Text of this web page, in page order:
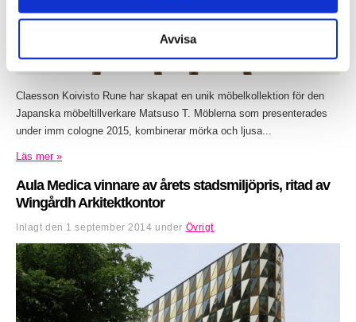
Avvisa
Claesson Koivisto Rune har skapat en unik möbelkollektion för den
Japanska möbeltillverkare Matsuso T. Möblerna som presenterades
under imm cologne 2015, kombinerar mörka och ljusa...
Läs mer »
Aula Medica vinnare av årets stadsmiljöpris, ritad av
Wingårdh Arkitektkontor
Inlagt den 1 september 2014 under Övrigt